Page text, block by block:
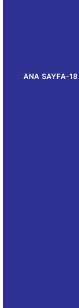
ANA SAYFA-